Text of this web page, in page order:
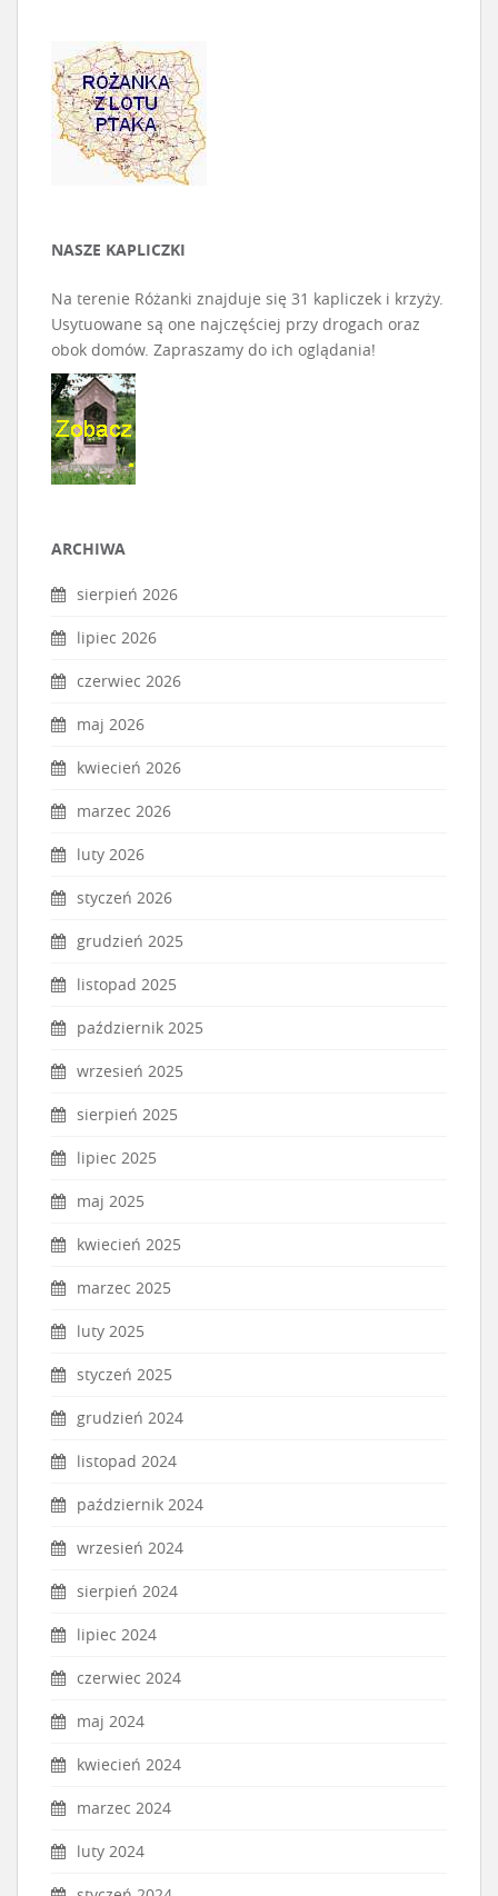
NASZE KAPLICZKI
Na terenie Różanki znajduje się 31 kapliczek i krzyży.
Usytuowane są one najczęściej przy drogach oraz
obok domów. Zapraszamy do ich oglądania!
ARCHIWA
sierpień 2026
lipiec 2026
czerwiec 2026
maj 2026
kwiecień 2026
marzec 2026
luty 2026
styczeń 2026
grudzień 2025
listopad 2025
październik 2025
wrzesień 2025
sierpień 2025
lipiec 2025
maj 2025
kwiecień 2025
marzec 2025
luty 2025
styczeń 2025
grudzień 2024
listopad 2024
październik 2024
wrzesień 2024
sierpień 2024
lipiec 2024
czerwiec 2024
maj 2024
kwiecień 2024
marzec 2024
luty 2024